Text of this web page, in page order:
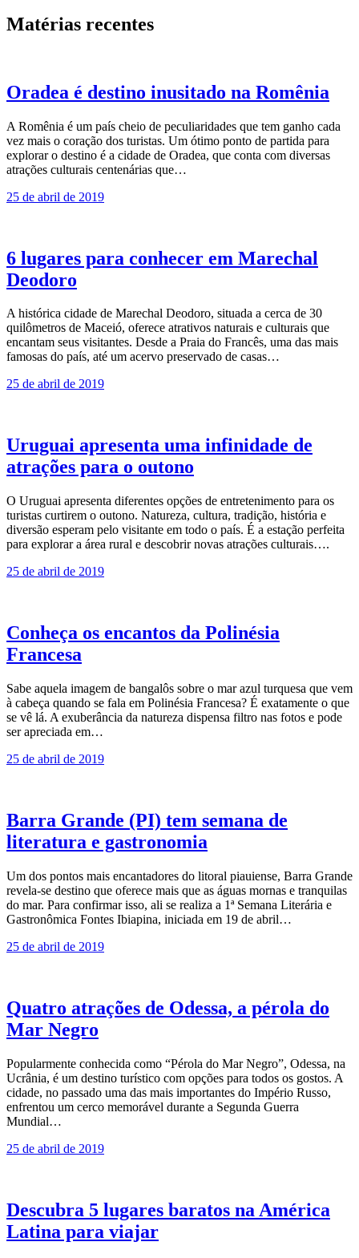
Matérias recentes
Oradea é destino inusitado na Romênia
A Romênia é um país cheio de peculiaridades que tem ganho cada
vez mais o coração dos turistas. Um ótimo ponto de partida para
explorar o destino é a cidade de Oradea, que conta com diversas
atrações culturais centenárias que…
25 de abril de 2019
6 lugares para conhecer em Marechal
Deodoro
A histórica cidade de Marechal Deodoro, situada a cerca de 30
quilômetros de Maceió, oferece atrativos naturais e culturais que
encantam seus visitantes. Desde a Praia do Francês, uma das mais
famosas do país, até um acervo preservado de casas…
25 de abril de 2019
Uruguai apresenta uma infinidade de
atrações para o outono
O Uruguai apresenta diferentes opções de entretenimento para os
turistas curtirem o outono. Natureza, cultura, tradição, história e
diversão esperam pelo visitante em todo o país. É a estação perfeita
para explorar a área rural e descobrir novas atrações culturais….
25 de abril de 2019
Conheça os encantos da Polinésia
Francesa
Sabe aquela imagem de bangalôs sobre o mar azul turquesa que vem
à cabeça quando se fala em Polinésia Francesa? É exatamente o que
se vê lá. A exuberância da natureza dispensa filtro nas fotos e pode
ser apreciada em…
25 de abril de 2019
Barra Grande (PI) tem semana de
literatura e gastronomia
Um dos pontos mais encantadores do litoral piauiense, Barra Grande
revela-se destino que oferece mais que as águas mornas e tranquilas
do mar. Para confirmar isso, ali se realiza a 1ª Semana Literária e
Gastronômica Fontes Ibiapina, iniciada em 19 de abril…
25 de abril de 2019
Quatro atrações de Odessa, a pérola do
Mar Negro
Popularmente conhecida como “Pérola do Mar Negro”, Odessa, na
Ucrânia, é um destino turístico com opções para todos os gostos. A
cidade, no passado uma das mais importantes do Império Russo,
enfrentou um cerco memorável durante a Segunda Guerra
Mundial…
25 de abril de 2019
Descubra 5 lugares baratos na América
Latina para viajar